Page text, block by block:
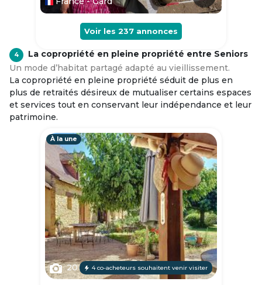
Voir les 237 annonces
4
La copropriété en pleine propriété entre Seniors
Un mode d’habitat partagé adapté au vieillissement.
La copropriété en pleine propriété séduit de plus en
plus de retraités désireux de mutualiser certains espaces
et services tout en conservant leur indépendance et leur
patrimoine.
À la une
20 4 co-acheteurs souhaitent venir visiter